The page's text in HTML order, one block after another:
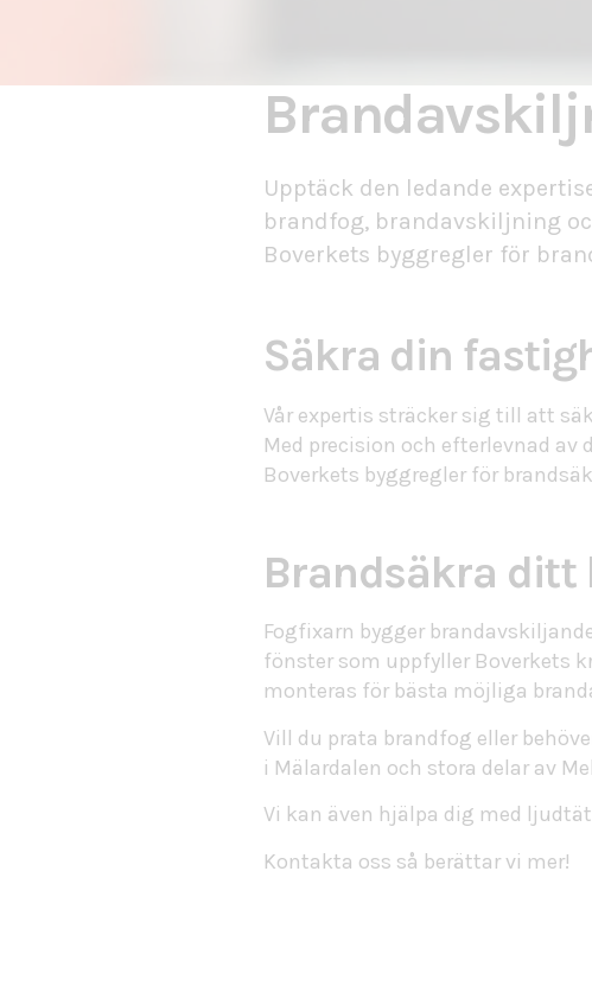
Upptäck den ledande
brandfog, brandavskiljning
Boverkets byggregler för
Säkra din
Vår expertis sträcker sig till att
Med precision och efterlevnad
Boverkets byggregler för
Brandsäkra ditt
Fogfixarn bygger
fönster som uppfyller Boverkets
monteras för bästa möjliga
Vill du prata brandfog eller
i Mälardalen och stora delar av
Vi kan även hjälpa dig med
Kontakta oss så berättar vi mer!